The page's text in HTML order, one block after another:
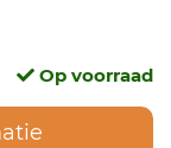
Op voorraad